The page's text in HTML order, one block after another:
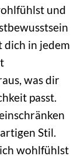
und
dich in jedem
was dir
passt.
Stil.
wohlfühlst